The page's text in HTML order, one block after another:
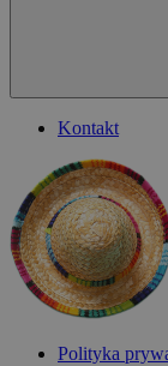
Kontakt
Polityka